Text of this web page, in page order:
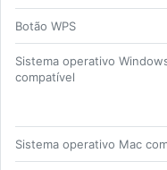
Wi-Fi 5
7 (802.11be);
Branco.
Botão WPS
Sis­tema ope­ra­tivo
com­pa­tível
Sis­tema ope­ra­tivo Mac